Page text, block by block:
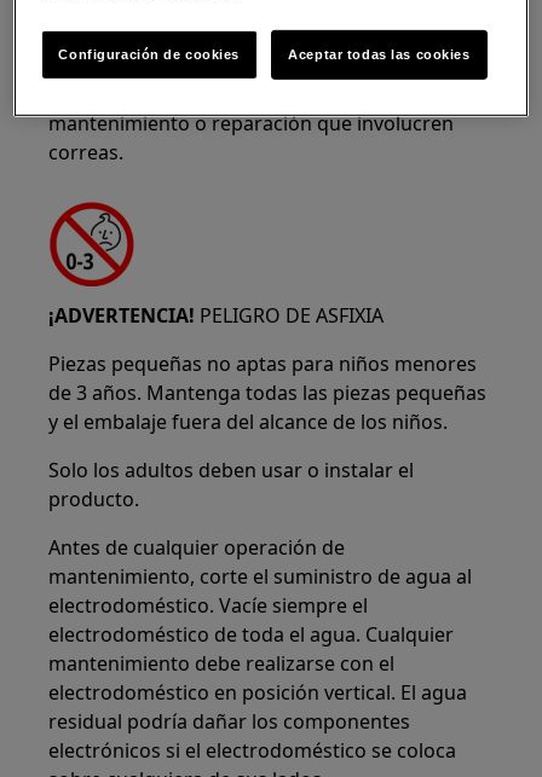
mantenimiento o reparación que involucren
correas.
¡ADVERTENCIA! PELIGRO DE ASFIXIA
Piezas pequeñas no aptas para niños menores
de 3 años. Mantenga todas las piezas pequeñas
y el embalaje fuera del alcance de los niños.
Solo los adultos deben usar o instalar el
producto.
Antes de cualquier operación de
mantenimiento, corte el suministro de agua al
electrodoméstico. Vacíe siempre el
electrodoméstico de toda el agua. Cualquier
mantenimiento debe realizarse con el
electrodoméstico en posición vertical. El agua
residual podría dañar los componentes
electrónicos si el electrodoméstico se coloca
Configuración de cookies Aceptar todas las cookies